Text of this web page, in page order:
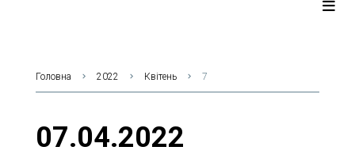
Головна 2022 Квітень 7
07.04.2022